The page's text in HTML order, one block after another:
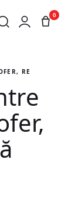
0
REPUBLICA